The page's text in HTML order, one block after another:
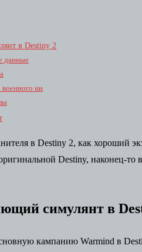
в Destiny 2
данные
ии
в Destiny 2, как хороший
Destiny, наконец-
симулянт в
кампанию Warmind в